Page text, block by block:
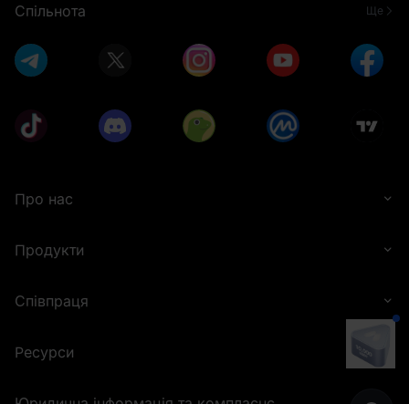
Спільнота Ще
Про нас
Продукти
Співпраця
Ресурси